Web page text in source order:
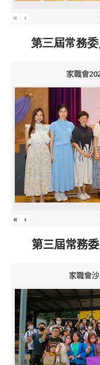
« ‹
第三屆常務
家職會
« ‹
第三屆常務
家職會